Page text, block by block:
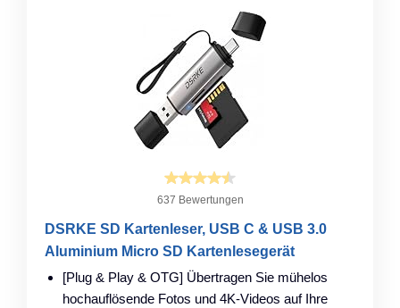
637 Bewertungen
DSRKE SD Kartenleser, USB C & USB 3.0
Aluminium Micro SD Kartenlesegerät
[Plug & Play & OTG] Übertragen Sie mühelos
hochauflösende Fotos und 4K-Videos auf Ihre